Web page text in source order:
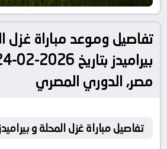
تفاصيل وموعد مباراة غزل
مصر, الدوري المصري
تفاصيل مباراة غزل المحلة و بيراميدز